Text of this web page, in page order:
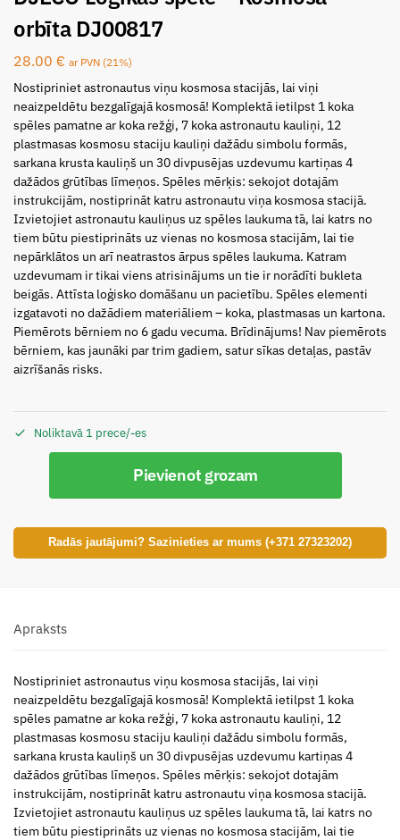
orbīta DJ00817
28.00 € ar PVN (21%)
Nostipriniet astronautus viņu kosmosa stacijās, lai viņi
neaizpeldētu bezgalīgajā kosmosā! Komplektā ietilpst 1 koka
spēles pamatne ar koka režģi, 7 koka astronautu kauliņi, 12
plastmasas kosmosu staciju kauliņi dažādu simbolu formās,
sarkana krusta kauliņš un 30 divpusējas uzdevumu kartiņas 4
dažādos grūtības līmeņos. Spēles mērķis: sekojot dotajām
instrukcijām, nostiprināt katru astronautu viņa kosmosa stacijā.
Izvietojiet astronautu kauliņus uz spēles laukuma tā, lai katrs no
tiem būtu piestiprināts uz vienas no kosmosa stacijām, lai tie
nepārklātos un arī neatrastos ārpus spēles laukuma. Katram
uzdevumam ir tikai viens atrisinājums un tie ir norādīti bukleta
beigās. Attīsta loģisko domāšanu un pacietību. Spēles elementi
izgatavoti no dažādiem materiāliem – koka, plastmasas un kartona.
Piemērots bērniem no 6 gadu vecuma. Brīdinājums! Nav piemērots
bērniem, kas jaunāki par trim gadiem, satur sīkas detaļas, pastāv
aizrīšanās risks.
Noliktavā 1 prece/-es
Pievienot grozam
Radās jautājumi? Sazinieties ar mums (+371 27323202)
Apraksts
Nostipriniet astronautus viņu kosmosa stacijās, lai viņi
neaizpeldētu bezgalīgajā kosmosā! Komplektā ietilpst 1 koka
spēles pamatne ar koka režģi, 7 koka astronautu kauliņi, 12
plastmasas kosmosu staciju kauliņi dažādu simbolu formās,
sarkana krusta kauliņš un 30 divpusējas uzdevumu kartiņas 4
dažādos grūtības līmeņos. Spēles mērķis: sekojot dotajām
instrukcijām, nostiprināt katru astronautu viņa kosmosa stacijā.
Izvietojiet astronautu kauliņus uz spēles laukuma tā, lai katrs no
tiem būtu piestiprināts uz vienas no kosmosa stacijām, lai tie